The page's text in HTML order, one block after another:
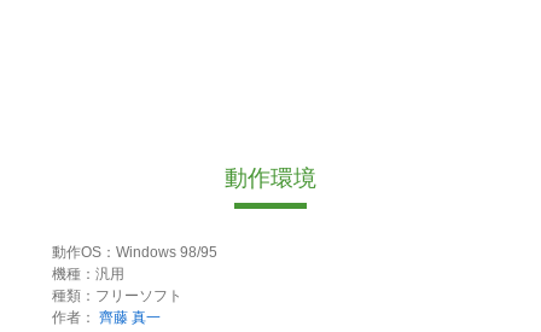
動作環境
動作OS：Windows 98/95
機種：汎用
種類：フリーソフト
作者： 齊藤 真一